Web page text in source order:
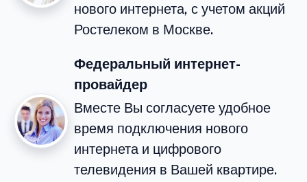
нового интернета, с учетом акций
Ростелеком в Москве.
Федеральный интернет-
провайдер
Вместе Вы согласуете удобное
время подключения нового
интернета и цифрового
телевидения в Вашей квартире.